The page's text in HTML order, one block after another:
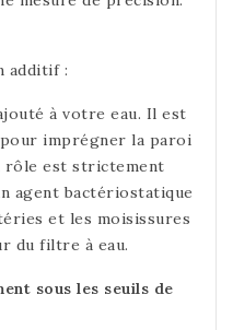
additif :
à votre eau. Il est
imprégner la paroi
rôle est strictement
agent bactériostatique
et les moisissures
du filtre à eau.
sous les seuils de